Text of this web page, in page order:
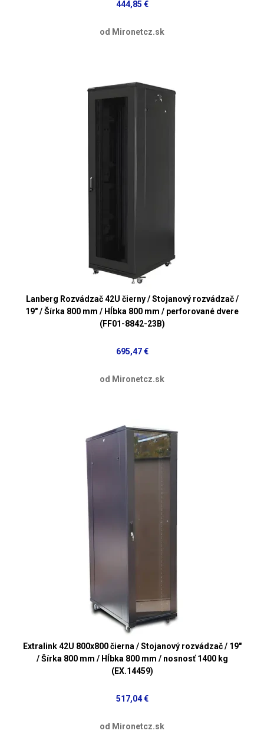
444,85 €
od Mironetcz.sk
Lanberg Rozvádzač 42U čierny / Stojanový rozvádzač /
19" / Šírka 800 mm / Hĺbka 800 mm / perforované dvere
(FF01-8842-23B)
695,47 €
od Mironetcz.sk
Extralink 42U 800x800 čierna / Stojanový rozvádzač / 19"
/ Šírka 800 mm / Hĺbka 800 mm / nosnosť 1400 kg
(EX.14459)
517,04 €
od Mironetcz.sk